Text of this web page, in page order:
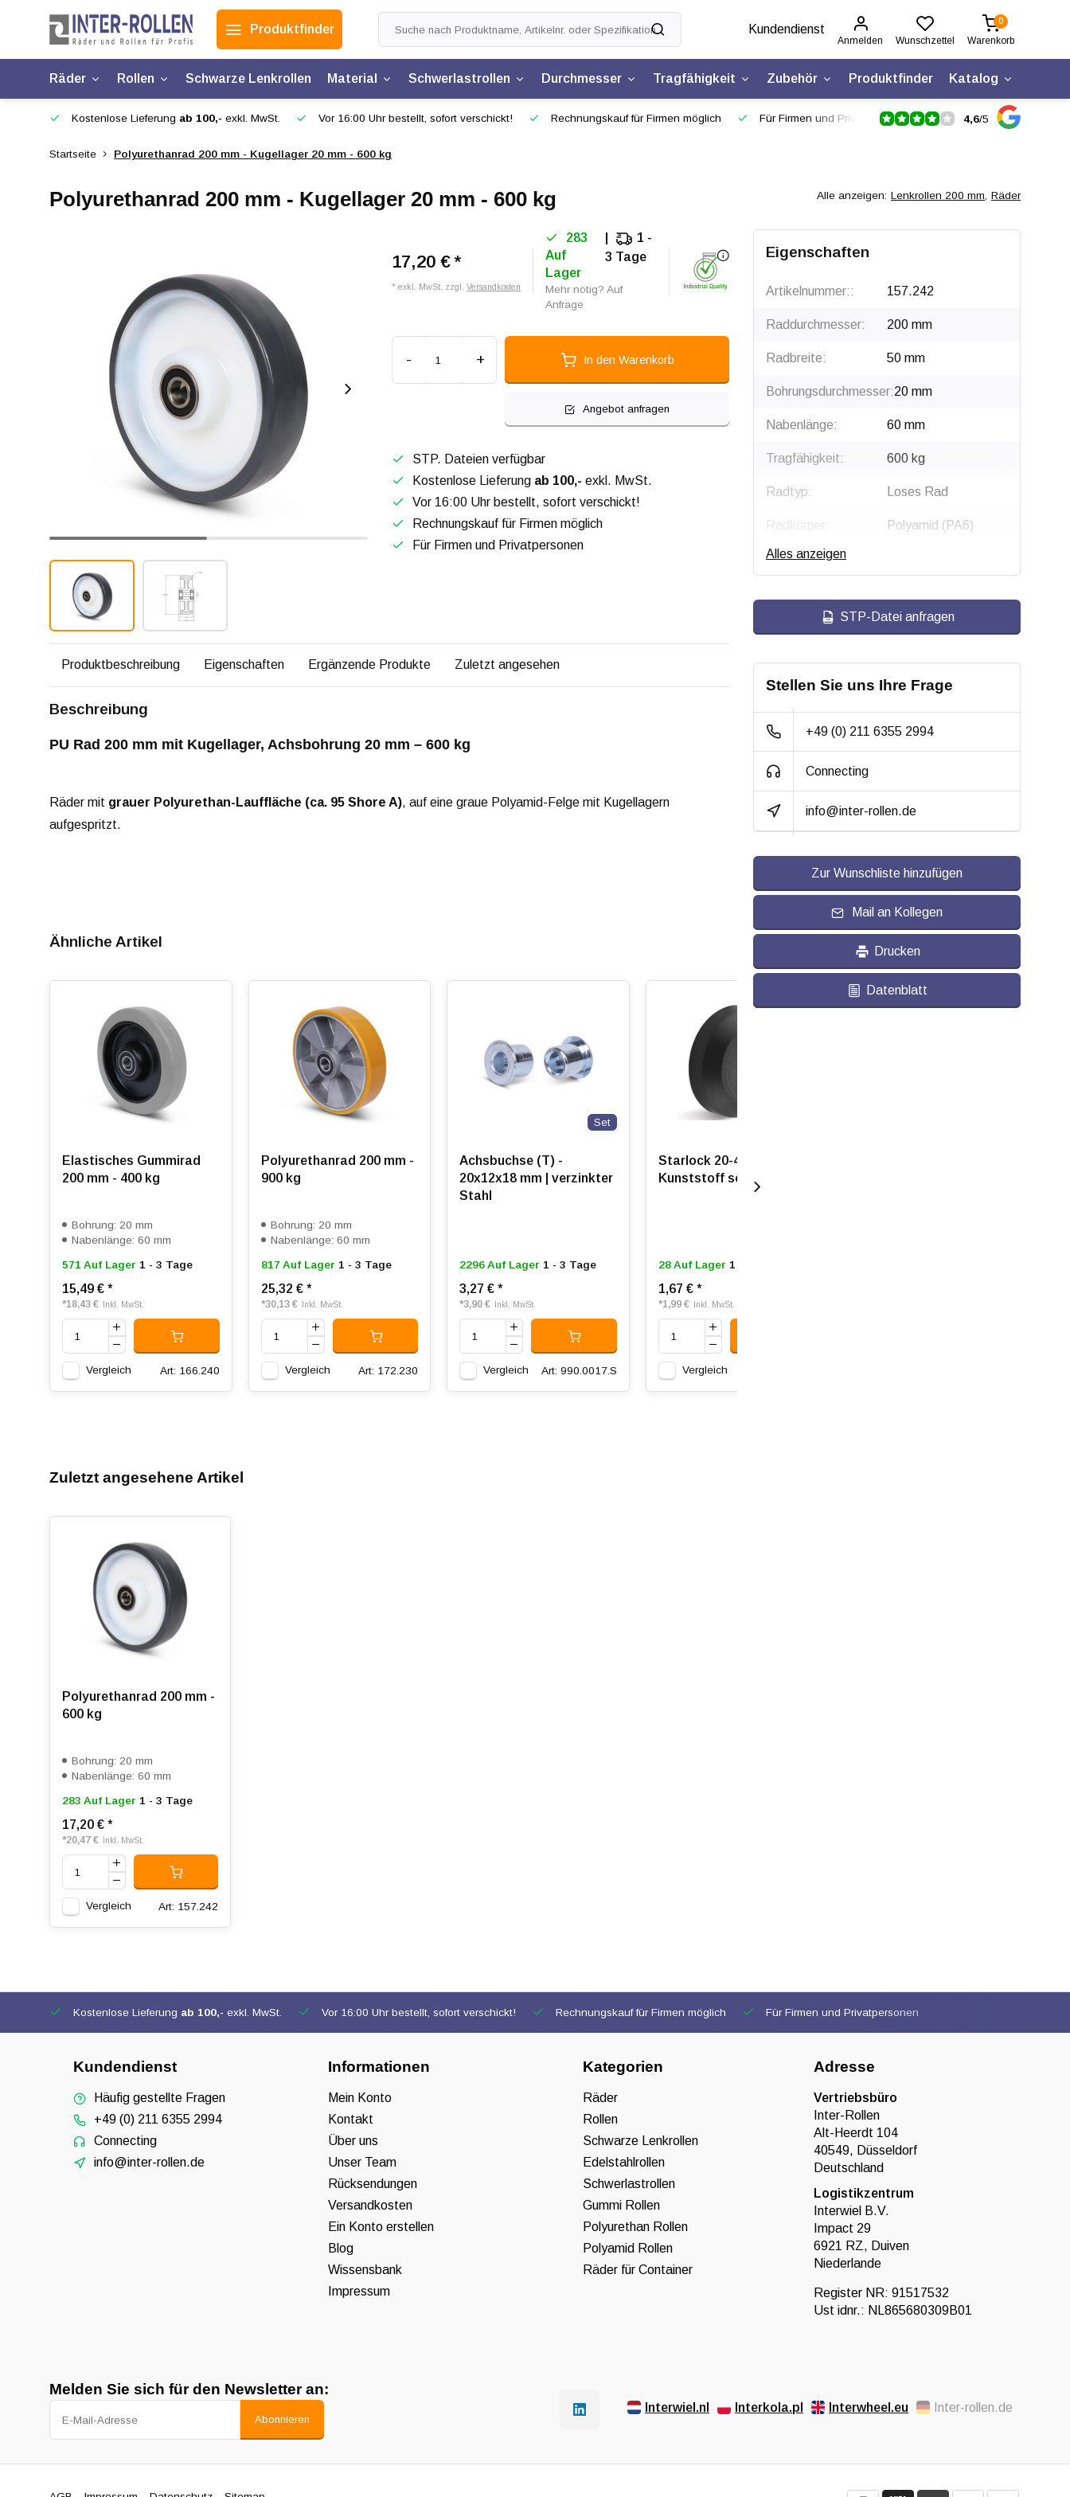
Produktfinder Kundendienst
Anmelden Wunschzettel
0
Warenkorb
Räder Rollen Schwarze Lenkrollen Material Schwerlastrollen Durchmesser Tragfähigkeit Zubehör Produktfinder Katalog
Kostenlose Lieferung ab 100,- exkl. MwSt. Vor 16:00 Uhr bestellt, sofort verschickt! Rechnungskauf für Firmen möglich Für Firmen und Privatpersonen 4,6/5
Startseite Polyurethanrad 200 mm - Kugellager 20 mm - 600 kg
Polyurethanrad 200 mm - Kugellager 20 mm - 600 kg Alle anzeigen: Lenkrollen 200 mm, Räder
17,20 € *
* exkl. MwSt. zzgl. Versandkosten
283
Auf
Lager
1 -
3 Tage
Mehr nötig? Auf
Anfrage
- + In den Warenkorb
Angebot anfragen
STP. Dateien verfügbar
Kostenlose Lieferung ab 100,- exkl. MwSt.
Vor 16:00 Uhr bestellt, sofort verschickt!
Rechnungskauf für Firmen möglich
Für Firmen und Privatpersonen
Produktbeschreibung Eigenschaften Ergänzende Produkte Zuletzt angesehen
Beschreibung
PU Rad 200 mm mit Kugellager, Achsbohrung 20 mm – 600 kg
Räder mit grauer Polyurethan-Lauffläche (ca. 95 Shore A), auf eine graue Polyamid-Felge mit Kugellagern
aufgespritzt.
Ähnliche Artikel
Elastisches Gummirad
200 mm - 400 kg
Bohrung: 20 mm
Nabenlänge: 60 mm
571 Auf Lager 1 - 3 Tage
15,49 € *
*18,43 € Inkl. MwSt.
Vergleich Art: 166.240
Polyurethanrad 200 mm -
900 kg
Bohrung: 20 mm
Nabenlänge: 60 mm
817 Auf Lager 1 - 3 Tage
25,32 € *
*30,13 € Inkl. MwSt.
Vergleich Art: 172.230
Set
Achsbuchse (T) -
20x12x18 mm | verzinkter
Stahl
2296 Auf Lager 1 - 3 Tage
3,27 €*
*3,90 € Inkl. MwSt.
Vergleich Art: 990.0017.S
Starlock 20-42x12 -
Kunststoff schwarz
28 Auf Lager 1 - 3 Tage
1,67 €*
*1,99 € Inkl. MwSt.
Vergleich
Eigenschaften
Artikelnummer:: 157.242
Raddurchmesser: 200 mm
Radbreite: 50 mm
Bohrungsdurchmesser:20 mm
Nabenlänge: 60 mm
Tragfähigkeit: 600 kg
Radtyp: Loses Rad
Radkörper: Polyamid (PA6)
Radlagerung:
Kugelgelagert
Lauffläche:
Polyurethan,
gespritzt
Shorehärte: ca. 95 Shore A
Rollwiderstand:
Verschleißfest:
Temperatur: - 20 / + 80 °C
Passend für:
Glatte bis leicht
Alles anzeigen
STP-Datei anfragen
Stellen Sie uns Ihre Frage
+49 (0) 211 6355 2994
Connecting
info@inter-rollen.de
Zur Wunschliste hinzufügen
Mail an Kollegen
Drucken
Datenblatt
Zuletzt angesehene Artikel
Polyurethanrad 200 mm -
600 kg
Bohrung: 20 mm
Nabenlänge: 60 mm
283 Auf Lager 1 - 3 Tage
17,20 € *
*20,47 € Inkl. MwSt.
Vergleich Art: 157.242
Kostenlose Lieferung ab 100,- exkl. MwSt. Vor 16:00 Uhr bestellt, sofort verschickt! Rechnungskauf für Firmen möglich Für Firmen und Privatpersonen
Kundendienst
Häufig gestellte Fragen
+49 (0) 211 6355 2994
Connecting
info@inter-rollen.de
Informationen
Mein Konto
Kontakt
Über uns
Unser Team
Rücksendungen
Versandkosten
Ein Konto erstellen
Blog
Wissensbank
Impressum
Kategorien
Räder
Rollen
Schwarze Lenkrollen
Edelstahlrollen
Schwerlastrollen
Gummi Rollen
Polyurethan Rollen
Polyamid Rollen
Räder für Container
Adresse
Vertriebsbüro
Inter-Rollen
Alt-Heerdt 104
40549, Düsseldorf
Deutschland
Logistikzentrum
Interwiel B.V.
Impact 29
6921 RZ, Duiven
Niederlande
Register NR: 91517532
Ust idnr.: NL865680309B01
Melden Sie sich für den Newsletter an:
Abonnieren
Interwiel.nl Interkola.pl Interwheel.eu Inter-rollen.de